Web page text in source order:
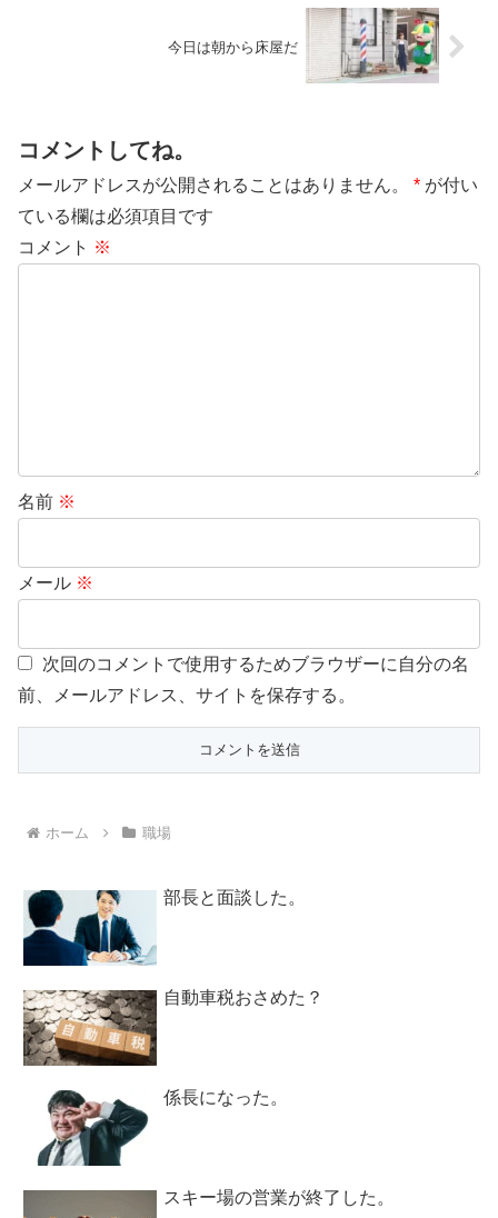
今日は朝から床屋だ
コメントしてね。
メールアドレスが公開されることはありません。 * が付い
ている欄は必須項目です
コメント ※
名前 ※
メール ※
次回のコメントで使用するためブラウザーに自分の名
前、メールアドレス、サイトを保存する。
ホーム 職場
部長と面談した。
自動車税おさめた？
係長になった。
スキー場の営業が終了した。